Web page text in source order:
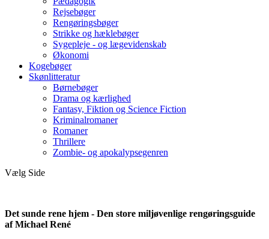
Rejsebøger
Rengøringsbøger
Strikke og hæklebøger
Sygepleje - og lægevidenskab
Økonomi
Kogebøger
Skønlitteratur
Børnebøger
Drama og kærlighed
Fantasy, Fiktion og Science Fiction
Kriminalromaner
Romaner
Thrillere
Zombie- og apokalypsegenren
Vælg Side
Det sunde rene hjem - Den store miljøvenlige rengøringsguide
af Michael René